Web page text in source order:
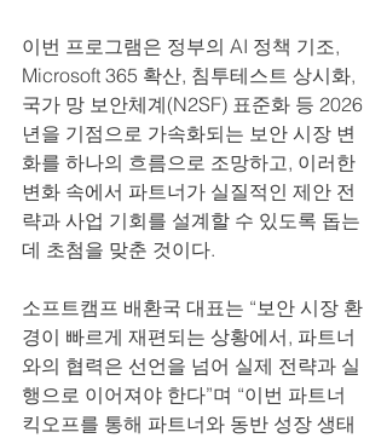
이번 프로그램은 정부의 AI 정책 기조,
Microsoft 365 확산, 침투테스트 상시화,
국가 망 보안체계(N2SF) 표준화 등 2026
년을 기점으로 가속화되는 보안 시장 변
화를 하나의 흐름으로 조망하고, 이러한
변화 속에서 파트너가 실질적인 제안 전
략과 사업 기회를 설계할 수 있도록 돕는
데 초첨을 맞춘 것이다.
소프트캠프 배환국 대표는 “보안 시장 환
경이 빠르게 재편되는 상황에서, 파트너
와의 협력은 선언을 넘어 실제 전략과 실
행으로 이어져야 한다”며 “이번 파트너
킥오프를 통해 파트너와 동반 성장 생태